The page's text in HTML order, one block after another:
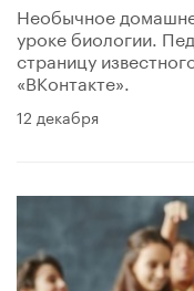
Необычное
уроке биологии.
страницу
«ВКонтакте».
12 декабря